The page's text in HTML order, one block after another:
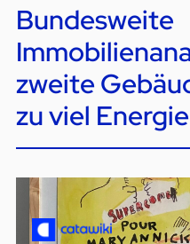
Bundesweite
zweite
zu viel Energie